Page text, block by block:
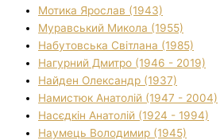
Мотика Ярослав (1943)
Муравський Микола (1955)
Набутовська Світлана (1985)
Нагурний Дмитро (1946 - 2019)
Найден Олександр (1937)
Намистюк Анатолій (1947 - 2004)
Насєдкін Анатолій (1924 - 1994)
Наумець Володимир (1945)